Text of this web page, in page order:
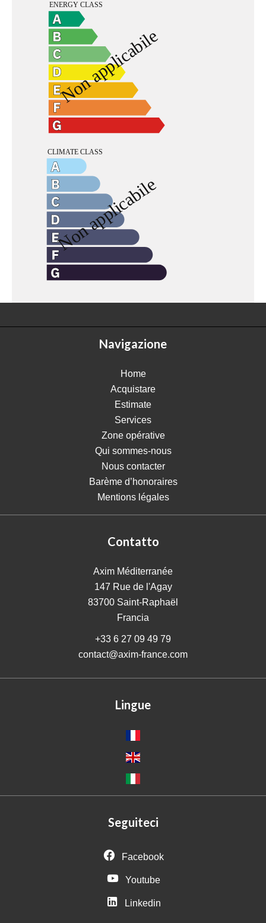
Navigazione
Home
Acquistare
Estimate
Services
Zone opérative
Qui sommes-nous
Nous contacter
Barème d’honoraires
Mentions légales
Contatto
Axim Méditerranée
147 Rue de l'Agay
83700 Saint-Raphaël
Francia
+33 6 27 09 49 79
contact@axim-france.com
Lingue
Seguiteci
Facebook
Youtube
Linkedin